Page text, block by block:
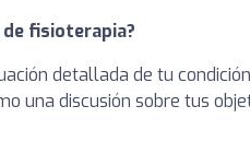
fisioterapia?
detallada de tu
una discusión sobre tus